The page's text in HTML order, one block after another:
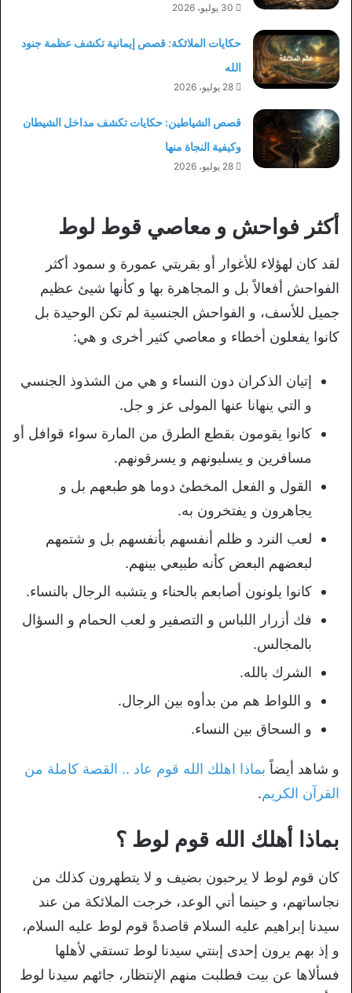
30 يوليو، 2026
حكايات الملائكة: قصص إيمانية تكشف عظمة جنود
الله
28 يوليو، 2026
قصص الشياطين: حكايات تكشف مداخل الشيطان
وكيفية النجاة منها
28 يوليو، 2026
أكثر فواحش و معاصي قوط لوط
لقد كان لهؤلاء للأغوار أو بقريتي عمورة و سمود أكثر
الفواحش أفعالاً بل و المجاهرة بها و كأنها شيئ عظيم
جميل للأسف، و الفواحش الجنسية لم تكن الوحيدة بل
كانوا يفعلون أخطاء و معاصي كثير أخرى و هي:
إتيان الذكران دون النساء و هي من الشذوذ الجنسي
و التي ينهانا عنها المولى عز و جل.
كانوا يقومون بقطع الطرق من المارة سواء قوافل أو
مسافرين و يسلبونهم و يسرقونهم.
القول و الفعل المخطئ دوما هو طبعهم بل و
يجاهرون و يفتخرون به.
لعب النرد و ظلم أنفسهم بأنفسهم بل و شتمهم
لبعضهم البعض كأنه طبيعي بينهم.
كانوا يلونون أصابعم بالحناء و يتشبه الرجال بالنساء.
فك أزرار اللباس و التصفير و لعب الحمام و السؤال
بالمجالس.
الشرك بالله.
و اللواط هم من بدأوه بين الرجال.
و السحاق بين النساء.
و شاهد أيضاً بماذا اهلك الله قوم عاد .. القصة كاملة من
القرآن الكريم.
بماذا أهلك الله قوم لوط ؟
كان قوم لوط لا يرحبون بضيف و لا يتطهرون كذلك من
نجاساتهم، و حينما أتي الوعد، خرجت الملائكة من عند
سيدنا إبراهيم عليه السلام قاصدةً قوم لوط عليه السلام،
و إذ بهم يرون إحدى إبنتي سيدنا لوط تستقي لأهلها
فسألاها عن بيت فطلبت منهم الإنتظار، جائهم سيدنا لوط